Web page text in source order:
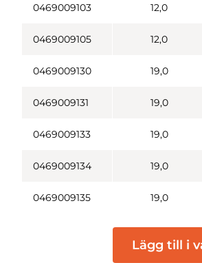
0469009103 12,0
0469009105 12,0
0469009130 19,0
0469009131 19,0
0469009133 19,0
0469009134 19,0
0469009135 19,0
Lägg till i